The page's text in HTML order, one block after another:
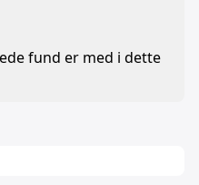
fund er med i dette